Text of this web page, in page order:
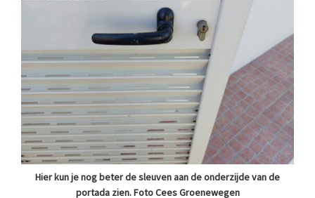
Hier kun je nog beter de sleuven aan de onderzijde van de
portada zien. Foto Cees Groenewegen